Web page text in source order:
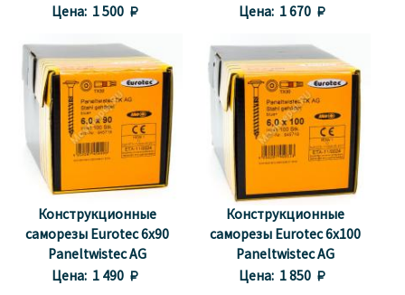
головка
Цена: 1 500 
головка
Цена: 1 670 
Конструкционные
саморезы Eurotec 6x90
Paneltwistec AG
Тарельчатая головка
Цена: 1 490 
Конструкционные
саморезы Eurotec 6x100
Paneltwistec AG
Тарельчатая головка
Цена: 1 850 